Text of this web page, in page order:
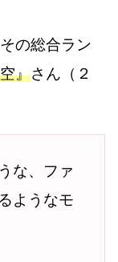
の総合ラン
』さん（２
な、ファ
ようなモ